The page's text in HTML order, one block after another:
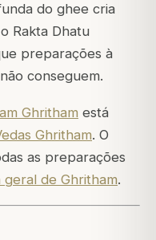
do ghee cria
Rakta Dhatu
preparações à
conseguem.
Ghritham está
Ghritham. O
as preparações
geral de Ghritham.